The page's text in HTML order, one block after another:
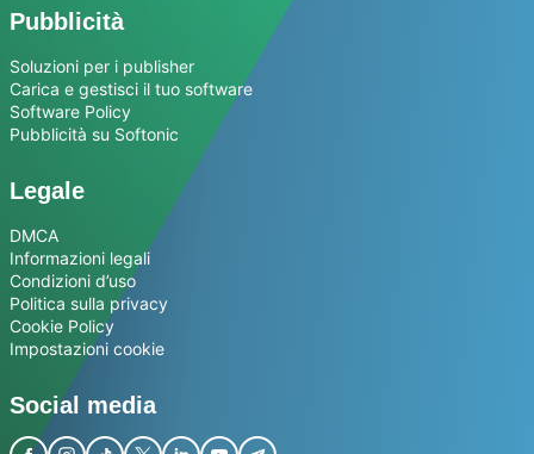
Pubblicità
Soluzioni per i publisher
Carica e gestisci il tuo software
Software Policy
Pubblicità su Softonic
Legale
DMCA
Informazioni legali
Condizioni d’uso
Politica sulla privacy
Cookie Policy
Impostazioni cookie
Social media